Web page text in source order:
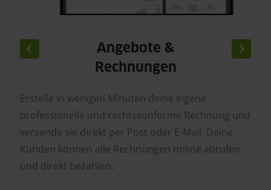
Angebote &
Rechnungen
Erstelle in wenigen Minuten deine eigene
professionelle und rechtskonforme Rechnung und
versende sie direkt per Post oder E-Mail. Deine
Kunden können alle Rechnungen online abrufen
und direkt bezahlen.